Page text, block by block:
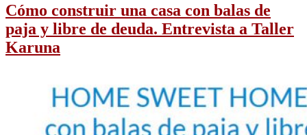
Cómo construir una casa con balas de
paja y libre de deuda. Entrevista a Taller
Karuna